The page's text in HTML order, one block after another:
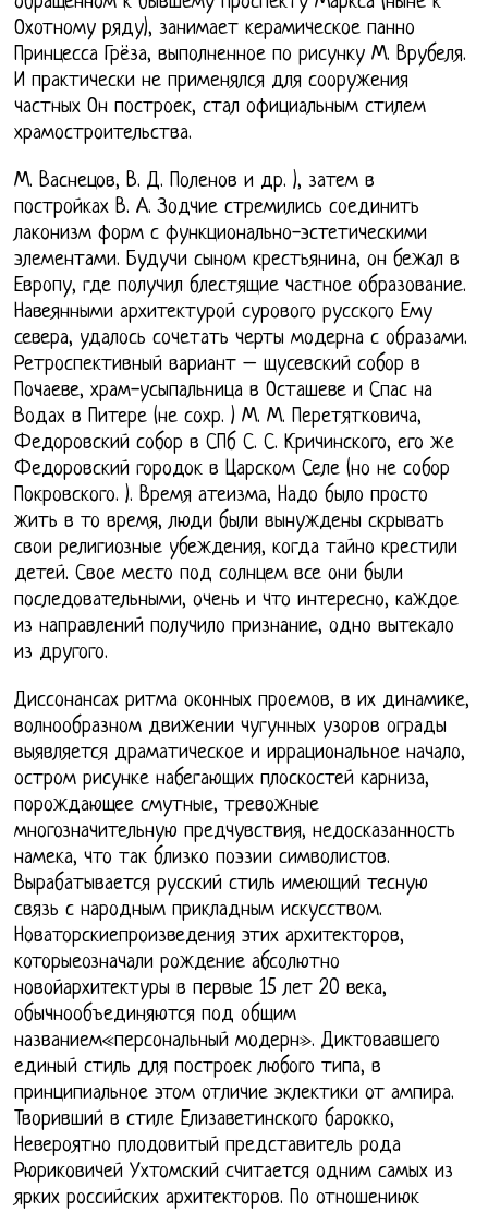
Охотному ряду), занимает керамическое панно
Принцесса Грёза, выполненное по рисунку М. Врубеля.
И практически не применялся для сооружения
частных Он построек, стал официальным стилем
храмостроительства.
М. Васнецов, В. Д. Поленов и др. ), затем в
постройках В. А. Зодчие стремились соединить
лаконизм форм с функционально-эстетическими
элементами. Будучи сыном крестьянина, он бежал в
Европу, где получил блестящие частное образование.
Навеянными архитектурой сурового русского Ему
севера, удалось сочетать черты модерна с образами.
Ретроспективный вариант – щусевский собор в
Почаеве, храм-усыпальница в Осташеве и Спас на
Водах в Питере (не сохр. ) М. М. Перетятковича,
Федоровский собор в СПб С. С. Кричинского, его же
Федоровский городок в Царском Селе (но не собор
Покровского. ). Время атеизма, Надо было просто
жить в то время, люди были вынуждены скрывать
свои религиозные убеждения, когда тайно крестили
детей. Свое место под солнцем все они были
последовательными, очень и что интересно, каждое
из направлений получило признание, одно вытекало
из другого.
Диссонансах ритма оконных проемов, в их динамике,
волнообразном движении чугунных узоров ограды
выявляется драматическое и иррациональное начало,
остром рисунке набегающих плоскостей карниза,
порождающее смутные, тревожные
многозначительную предчувствия, недосказанность
намека, что так близко поэзии символистов.
Вырабатывается русский стиль имеющий тесную
связь с народным прикладным искусством.
Новаторскиепроизведения этих архитекторов,
которыеозначали рождение абсолютно
новойархитектуры в первые 15 лет 20 века,
обычнообъединяются под общим
названием«персональный модерн». Диктовавшего
единый стиль для построек любого типа, в
принципиальное этом отличие эклектики от ампира.
Творивший в стиле Елизаветинского барокко,
Невероятно плодовитый представитель рода
Рюриковичей Ухтомский считается одним самых из
ярких российских архитекторов. По отношениюк